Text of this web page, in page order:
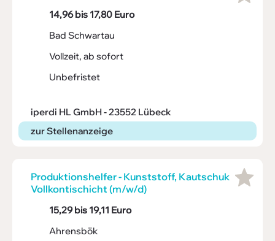
14,96 bis 17,80 Euro
Bad Schwartau
Vollzeit, ab sofort
Unbefristet
iperdi HL GmbH - 23552 Lübeck
zur Stellenanzeige
Produk­ti­ons­helfer - Kunst­stoff, Kaut­schuk
Voll­kon­ti­schicht (m/w/d)
15,29 bis 19,11 Euro
Ahrensbök